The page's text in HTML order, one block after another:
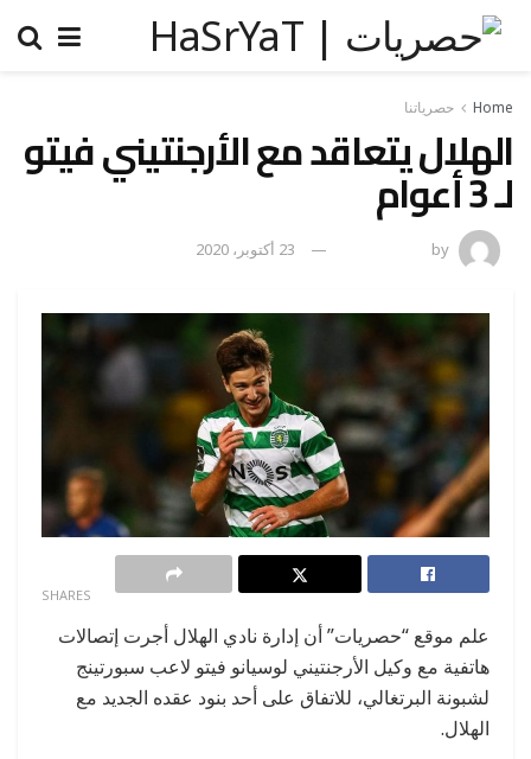
Home حصرياتنا
الهلال يتعاقد مع الأرجنتيني فيتو
لـ 3 أعوام
by 23 أكتوبر، 2020
SHARES
علم موقع “حصريات” أن إدارة نادي الهلال أجرت إتصالات
هاتفية مع وكيل الأرجنتيني لوسيانو فيتو لاعب سبورتينج
لشبونة البرتغالي، للاتفاق على أحد بنود عقده الجديد مع
الهلال.